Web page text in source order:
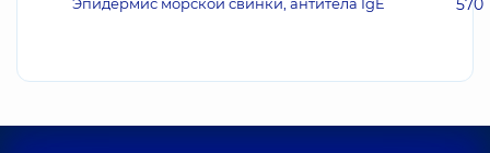
570